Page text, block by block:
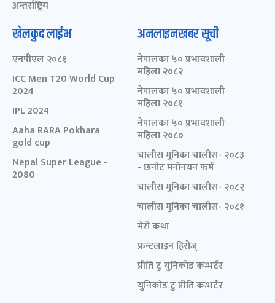
अन्तर्राष्ट्रिय
खेलकुद लाईभ
एनपीएल २०८१
ICC Men T20 World Cup
2024
IPL 2024
Aaha RARA Pokhara
gold cup
Nepal Super League -
2080
अनलाइनखबर सूची
नेपालका ५० प्रभावशाली
महिला २०८२
नेपालका ५० प्रभावशाली
महिला २०८१
नेपालका ५० प्रभावशाली
महिला २०८०
चालीस मुनिका चालीस- २०८३
- छनोट मनोनयन फर्म
चालीस मुनिका चालीस- २०८२
चालीस मुनिका चालीस- २०८१
मेरो कथा
फ्रन्टलाइन हिरोज्
प्रीति टु युनिकोड कन्भर्टर
युनिकोड टु प्रीति कन्भर्टर